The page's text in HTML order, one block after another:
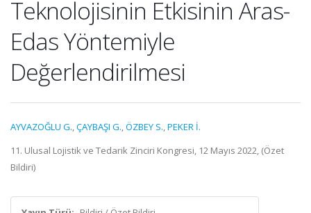
Teknolojisinin Etkisinin Aras-
Edas Yöntemiyle
Değerlendirilmesi
AYVAZOĞLU G.,ÇAYBAŞI G.,ÖZBEY S.,PEKER İ.
11. Ulusal Lojistik ve Tedarik Zinciri Kongresi, 12 Mayıs 2022, (Özet
Bildiri)